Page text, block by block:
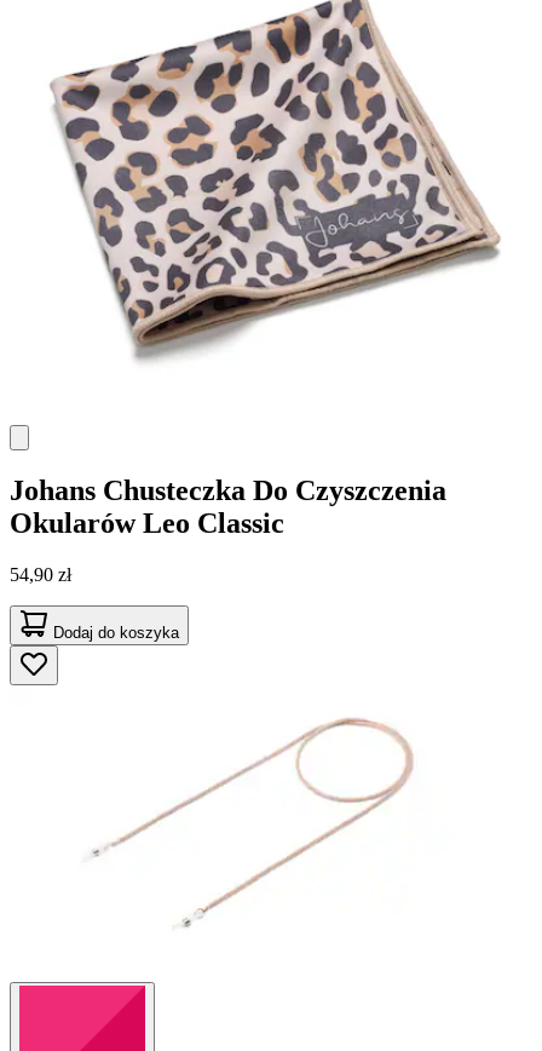
Johans Chusteczka Do Czyszczenia
Okularów Leo Classic
54,90 zł
Dodaj do koszyka